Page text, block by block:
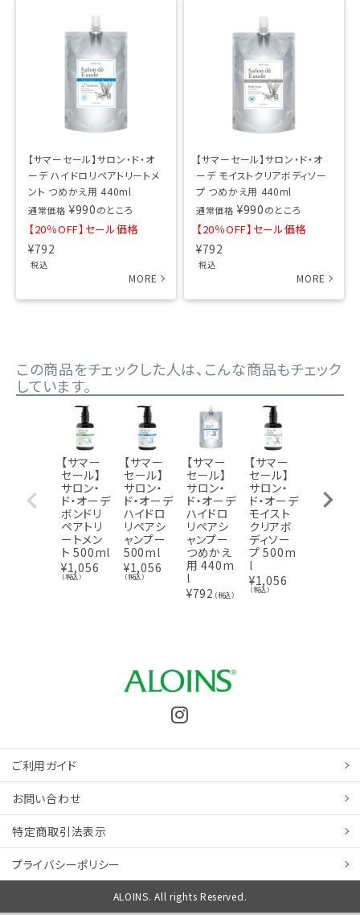
【サマーセール】サロン・ド・オ
ーデ ハイドロリペアトリートメ
ント つめかえ用 440ml
通常価格 ¥990のところ
【20％OFF】セール価格
¥792
税込
【サマーセール】サロン・ド・オ
ーデ モイストクリアボディソー
プ つめかえ用 440ml
通常価格 ¥990のところ
【20％OFF】セール価格
¥792
税込
この商品をチェックした人は、こんな商品もチェック
しています。
【サマー
セール】
サロン・
ド・オーデ
ボンドリ
ペアトリ
ートメン
ト 500ml
¥1,056
（税込）
【サマー
セール】
サロン・
ド・オーデ
ハイドロ
リペアシ
ャンプー
500ml
¥1,056
（税込）
【サマー
セール】
サロン・
ド・オーデ
ハイドロ
リペアシ
ャンプー
つめかえ
用 440m
l
¥792 （税込）
【サマー
セール】
サロン・
ド・オーデ
モイスト
クリアボ
ディソー
プ 500m
l
¥1,056
（税込）
サロン・
ド・オー
ご利用ガイド
お問い合わせ
特定商取引法表示
プライバシーポリシー
ALOINS. All rights Reserved.